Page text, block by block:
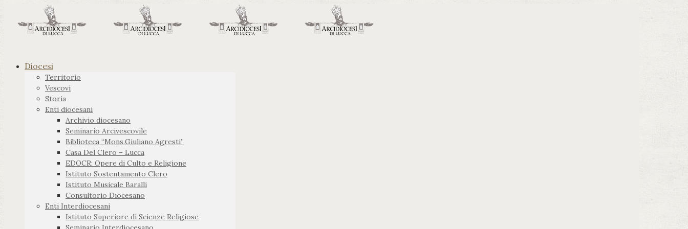
Diocesi
Territorio
Vescovi
Storia
Enti diocesani
Archivio diocesano
Seminario Arcivescovile
Biblioteca “Mons.Giuliano Agresti”
Casa Del Clero – Lucca
EDOCR: Opere di Culto e Religione
Istituto Sostentamento Clero
Istituto Musicale Baralli
Consultorio Diocesano
Enti Interdiocesani
Istituto Superiore di Scienze Religiose